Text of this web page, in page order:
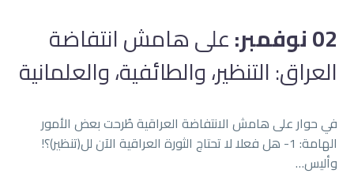
02 نوفمبر:
على هامش انتفاضة
العراق: التنظير، والطائفية، والعلمانية
في حوار على هامش الانتفاضة العراقية طُرحت بعض الأمور
الهامة: 1- هل فعلا لا تحتاج الثورة العراقية الآن لل(تنظير)؟!
وأليس…